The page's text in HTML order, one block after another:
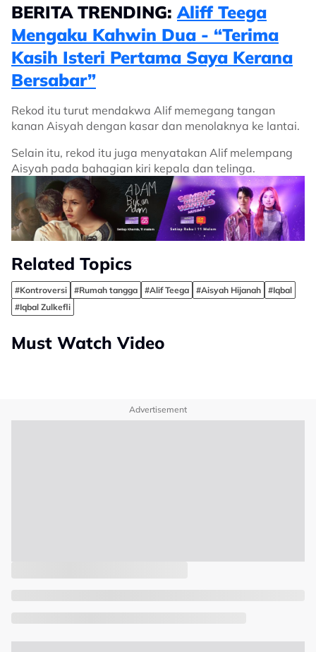
BERITA TRENDING: Aliff Teega
Mengaku Kahwin Dua - “Terima
Kasih Isteri Pertama Saya Kerana
Bersabar”
Rekod itu turut mendakwa Alif memegang tangan
kanan Aisyah dengan kasar dan menolaknya ke lantai.
Selain itu, rekod itu juga menyatakan Alif melempang
Aisyah pada bahagian kiri kepala dan telinga.
Related Topics
#Kontroversi #Rumah tangga #Alif Teega #Aisyah Hijanah
#Iqbal
#Iqbal Zulkefli
Must Watch Video
Advertisement